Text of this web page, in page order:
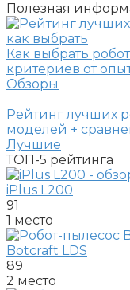
Полезная
Как выбрать
критериев от
Обзоры
Рейтинг лучших
моделей +
Лучшие
ТОП-5 рейтинга
iPlus L200
91
1 место
Botcraft LDS
89
2 место